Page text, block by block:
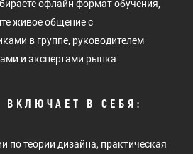
офлайн формат обучения,
живое общение с
в группе, руководителем
и экспертами рынка
ВКЛЮЧАЕТ В СЕБЯ:
по теории дизайна, практическая